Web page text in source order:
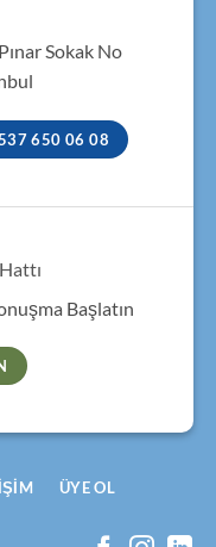
Sokak No
650 06 08
Başlatın
ÜYE OL